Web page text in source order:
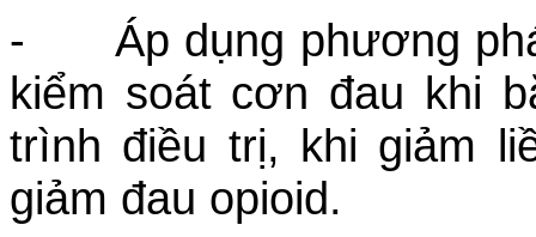
- Áp dụng phương
kiểm soát cơn đau khi
trình điều trị, khi giảm
giảm đau opioid.